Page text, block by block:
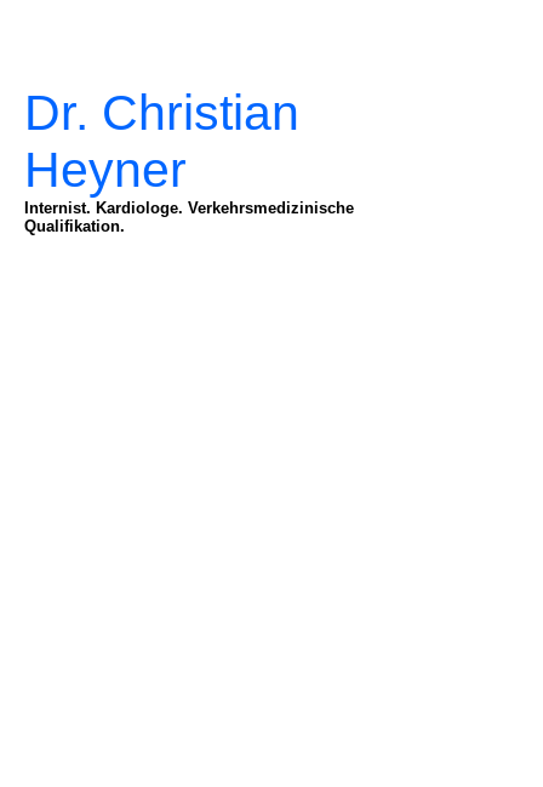
Dr. Christian
Heyner
Internist. Kardiologe. Verkehrsmedizinische
Qualifikation.